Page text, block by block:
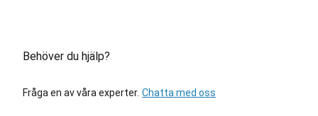
Behöver du hjälp?
Fråga en av våra experter. Chatta med oss